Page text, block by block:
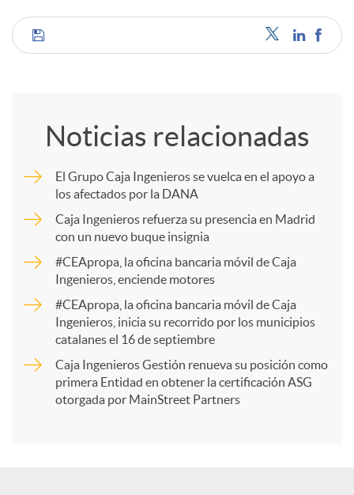
C
p
a
r
t
Noticias relacionadas
El Grupo Caja Ingenieros se vuelca en el apoyo a
los afectados por la DANA
Caja Ingenieros refuerza su presencia en Madrid
con un nuevo buque insignia
#CEApropa, la oficina bancaria móvil de Caja
Ingenieros, enciende motores
#CEApropa, la oficina bancaria móvil de Caja
Ingenieros, inicia su recorrido por los municipios
catalanes el 16 de septiembre
Caja Ingenieros Gestión renueva su posición como
primera Entidad en obtener la certificación ASG
otorgada por MainStreet Partners